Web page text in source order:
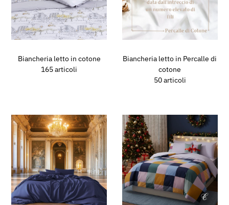
Biancheria letto in cotone
165 articoli
Biancheria letto in Percalle di
cotone
50 articoli